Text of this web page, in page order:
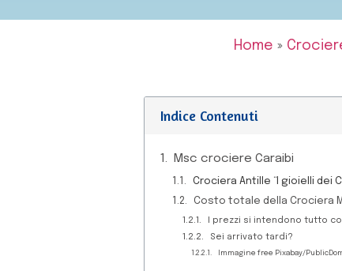
Home »
Indice Contenuti
Msc crociere Caraibi
Crociera Antille “I gioielli dei
Costo totale della Crociera
I prezzi si intendono tutto
Sei arrivato tardi?
Immagine free Pixabay/